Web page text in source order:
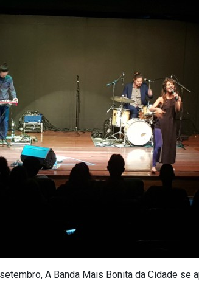
A Banda Mais Bonita da Cidade se